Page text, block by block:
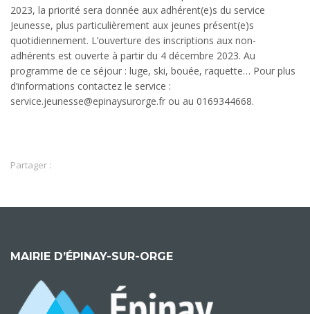
2023, la priorité sera donnée aux adhérent(e)s du service
Jeunesse, plus particulièrement aux jeunes présent(e)s
quotidiennement. L’ouverture des inscriptions aux non-
adhérents est ouverte à partir du 4 décembre 2023. Au
programme de ce séjour : luge, ski, bouée, raquette… Pour plus
d’informations contactez le service :
service.jeunesse@epinaysurorge.fr ou au 0169344668.
Partager :
MAIRIE D’ÉPINAY-SUR-ORGE